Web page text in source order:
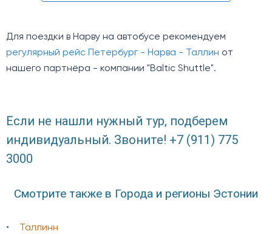
Для поездки в Нарву на автобусе рекомендуем
регулярный рейс Петербург - Нарва - Таллин от
нашего партнёра - компании "Baltic Shuttle".
Если не нашли нужный тур, подберем
индивидуальный. Звоните! +7 (911) 775
3000
Смотрите также в Города и регионы Эстонии
Таллинн